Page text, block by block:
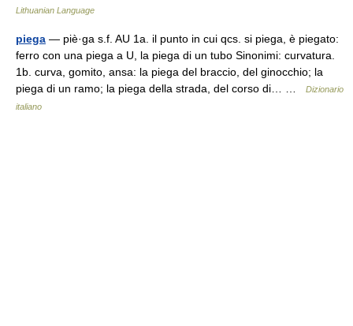
Lithuanian Language
piega — piè·ga s.f. AU 1a. il punto in cui qcs. si piega, è piegato:
ferro con una piega a U, la piega di un tubo Sinonimi: curvatura.
1b. curva, gomito, ansa: la piega del braccio, del ginocchio; la
piega di un ramo; la piega della strada, del corso di… …
Dizionario
italiano